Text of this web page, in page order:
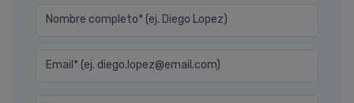
Nombre completo* (ej. Diego Lopez)
Email* (ej. diego.lopez@email.com)